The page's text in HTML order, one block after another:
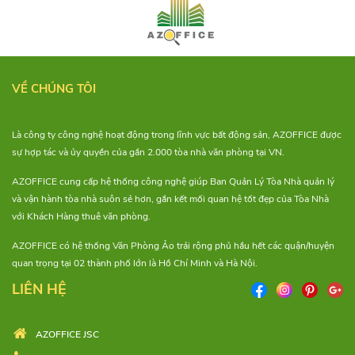
VỀ CHÚNG TÔI
Là công ty công nghệ hoạt động trong lĩnh vực bất động sản, AZOFFICE được
sự hợp tác và ủy quyền của gần 2.000 tòa nhà văn phòng tại VN.
AZOFFICE cung cấp hệ thống công nghệ giúp Ban Quản Lý Tòa Nhà quản lý
và vận hành tòa nhà suôn sẻ hơn, gắn kết mối quan hệ tốt đẹp của Tòa Nhà
với Khách Hàng thuê văn phòng.
AZOFFICE có hệ thống Văn Phòng Ảo trải rộng phủ hầu hết các quận/huyện
quan trọng tại 02 thành phố lớn là Hồ Chí Minh và Hà Nội.
LIÊN HỆ
AZOFFICE JSC